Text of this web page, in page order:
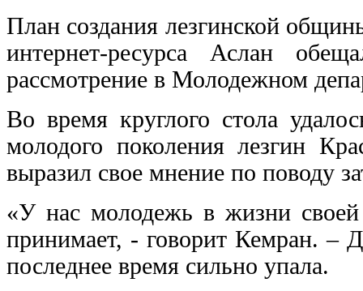
План создания лезгинской
интернет-ресурса Аслан
рассмотрение в Молодежном
Во время круглого стола
молодого поколения лезгин
выразил свое мнение по поводу
«У нас молодежь в жизни
принимает, - говорит Кемран. –
последнее время сильно упала.